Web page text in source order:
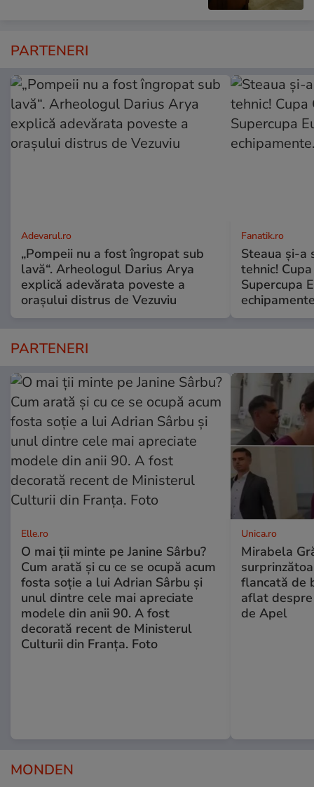
PARTENERI
Adevarul.ro
„Pompeii nu a fost îngropat sub
lavă“. Arheologul Darius Arya
explică adevărata poveste a
orașului distrus de Vezuviu
Fanatik.ro
Steaua și-a
tehnic!
Supercupa
PARTENERI
Elle.ro
O mai ții minte pe Janine Sârbu?
Cum arată și cu ce se ocupă acum
fosta soție a lui Adrian Sârbu și
unul dintre cele mai apreciate
modele din anii 90. A fost
decorată recent de Ministerul
Culturii din Franța. Foto
Unica.ro
Mirabela
flancată de
aflat
de Apel
MONDEN